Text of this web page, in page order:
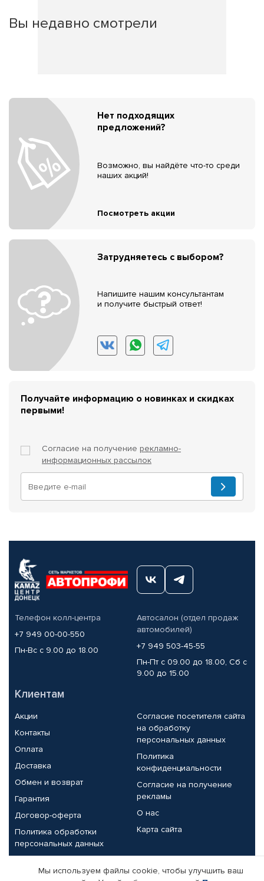
Вы недавно смотрели
Нет подходящих
предложений?
Возможно, вы найдёте что-то среди
наших акций!
Посмотреть акции
Затрудняетесь с выбором?
Напишите нашим консультантам
и получите быстрый ответ!
Получайте информацию о новинках и скидках
первыми!
Согласие на получение рекламно-
информационных рассылок
Телефон колл-центра
+7 949 00-00-550
Пн-Вс с 9.00 до 18.00
Автосалон (отдел продаж
автомобилей)
+7 949 503-45-55
Пн-Пт с 09.00 до 18.00, Сб с
9.00 до 15.00
Клиентам
Акции
Контакты
Оплата
Доставка
Обмен и возврат
Гарантия
Договор-оферта
Политика обработки
персональных данных
Согласие посетителя сайта
на обработку
персональных данных
Политика
конфиденциальности
Согласие на получение
рекламы
О нас
Карта сайта
Партнерам
Мы используем файлы cookie, чтобы улучшить ваш